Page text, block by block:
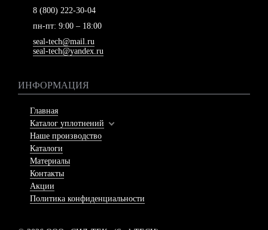
8 (800) 222-30-04
пн-пт: 9:00 – 18:00
seal-tech@mail.ru
seal-tech@yandex.ru
ИНФОРМАЦИЯ
Главная
Каталог уплотнений
Наше производство
Каталоги
Материалы
Контакты
Акции
Политика конфиденциальности